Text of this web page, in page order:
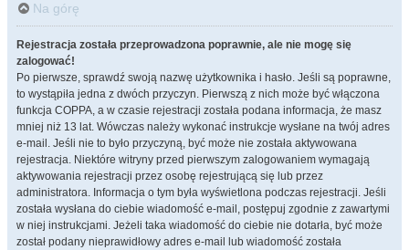
Na górę
Rejestracja została przeprowadzona poprawnie, ale nie mogę się
zalogować!
Po pierwsze, sprawdź swoją nazwę użytkownika i hasło. Jeśli są poprawne,
to wystąpiła jedna z dwóch przyczyn. Pierwszą z nich może być włączona
funkcja COPPA, a w czasie rejestracji została podana informacja, że masz
mniej niż 13 lat. Wówczas należy wykonać instrukcje wysłane na twój adres
e-mail. Jeśli nie to było przyczyną, być może nie została aktywowana
rejestracja. Niektóre witryny przed pierwszym zalogowaniem wymagają
aktywowania rejestracji przez osobę rejestrującą się lub przez
administratora. Informacja o tym była wyświetlona podczas rejestracji. Jeśli
została wysłana do ciebie wiadomość e-mail, postępuj zgodnie z zawartymi
w niej instrukcjami. Jeżeli taka wiadomość do ciebie nie dotarła, być może
został podany nieprawidłowy adres e-mail lub wiadomość została